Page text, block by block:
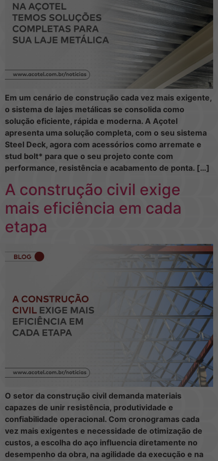
Em um cenário de construção cada vez mais exigente,
o sistema de lajes metálicas se consolida como
solução eficiente, rápida e moderna. A Açotel
apresenta uma solução completa, com o seu sistema
Steel Deck, agora com acessórios como arremate e
stud bolt* para que o seu projeto conte com
performance, resistência e acabamento de ponta. […]
A construção civil exige
mais eficiência em cada
etapa
O setor da construção civil demanda materiais
capazes de unir resistência, produtividade e
confiabilidade operacional. Com cronogramas cada
vez mais exigentes e necessidade de otimização de
custos, a escolha do aço influencia diretamente no
desempenho da obra, na agilidade da execução e na